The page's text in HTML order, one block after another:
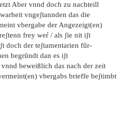
Aber vnnd doch zu nachteill
vngeʃtannden das die
vbergabe der Angezeigt(en)
frey weŕ / als ʃie nit iʃt
doch der teʃtamentarien fŭr-
begrŭndt dan es iʃt
beweißlich das nach der zeit
vbergabs brieffe beʃtimbt